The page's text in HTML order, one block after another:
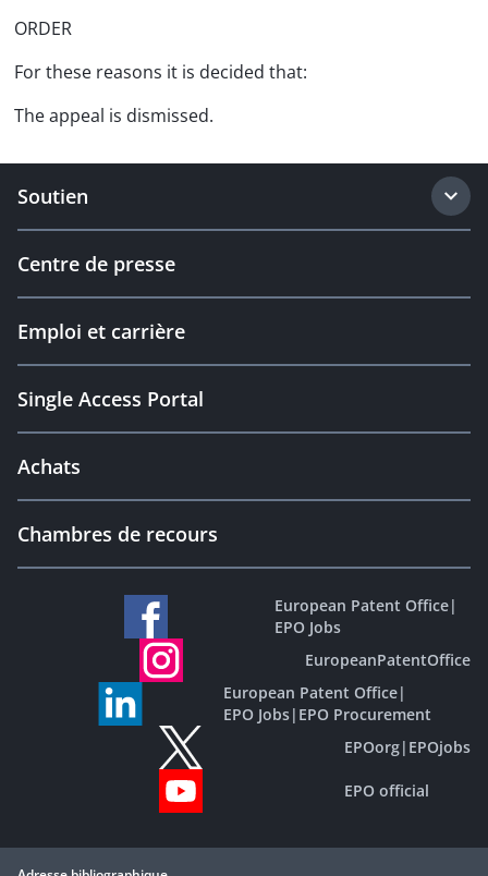
ORDER
For these reasons it is decided that:
The appeal is dismissed.
Soutien
Centre de presse
Emploi et carrière
Single Access Portal
Achats
Chambres de recours
European Patent Office|
EPO Jobs
EuropeanPatentOffice
European Patent Office|
EPO Jobs| EPO Procurement
EPOorg| EPOjobs
EPO official